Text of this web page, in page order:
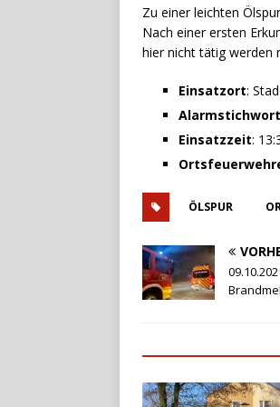
Zu einer leichten
Nach einer ersten
hier nicht tätig werden
Einsatzort:
Einsatzzeit:
ÖLSPUR